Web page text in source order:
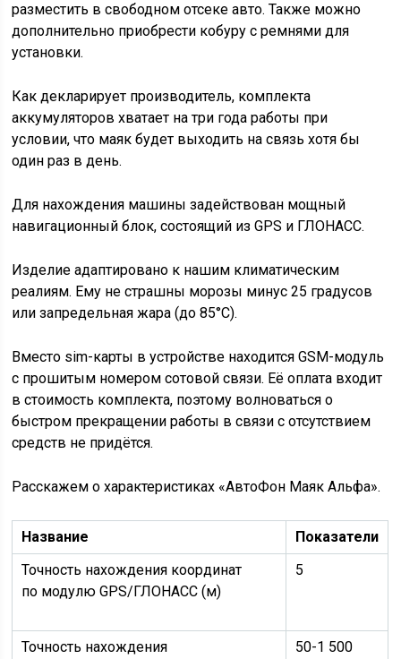
разместить в свободном отсеке авто. Также можно
дополнительно приобрести кобуру с ремнями для
установки.
Как декларирует производитель, комплекта
аккумуляторов хватает на три года работы при
условии, что маяк будет выходить на связь хотя бы
один раз в день.
Для нахождения машины задействован мощный
навигационный блок, состоящий из GPS и ГЛОНАСС.
Изделие адаптировано к нашим климатическим
реалиям. Ему не страшны морозы минус 25 градусов
или запредельная жара (до 85°C).
Вместо sim-карты в устройстве находится GSM-модуль
с прошитым номером сотовой связи. Её оплата входит
в стоимость комплекта, поэтому волноваться о
быстром прекращении работы в связи с отсутствием
средств не придётся.
Расскажем о характеристиках «АвтоФон Маяк Альфа».
Название
Показатели
Точность нахождения координат
по модулю GPS/ГЛОНАСС (м)
5
Точность нахождения
50-1 500